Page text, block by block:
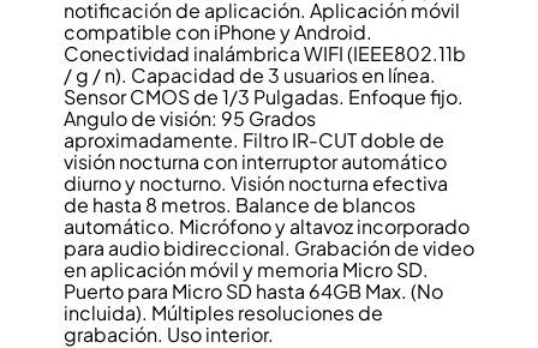
notificación de aplicación. Aplicación móvil
compatible con iPhone y Android.
Conectividad inalámbrica WIFI (IEEE802.11b
/ g / n). Capacidad de 3 usuarios en línea.
Sensor CMOS de 1/3 Pulgadas. Enfoque fijo.
Angulo de visión: 95 Grados
aproximadamente. Filtro IR-CUT doble de
visión nocturna con interruptor automático
diurno y nocturno. Visión nocturna efectiva
de hasta 8 metros. Balance de blancos
automático. Micrófono y altavoz incorporado
para audio bidireccional. Grabación de video
en aplicación móvil y memoria Micro SD.
Puerto para Micro SD hasta 64GB Max. (No
incluida). Múltiples resoluciones de
grabación. Uso interior.